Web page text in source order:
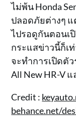
ไม่พ้น Honda
ปลอดภัยต่างๆ แ
ไปรอดูกันตอนเ
กระแสข่าวนี้ก็เท่
จะทำการเปิดตั
All New HR-V แ
Credit :
behance.net/